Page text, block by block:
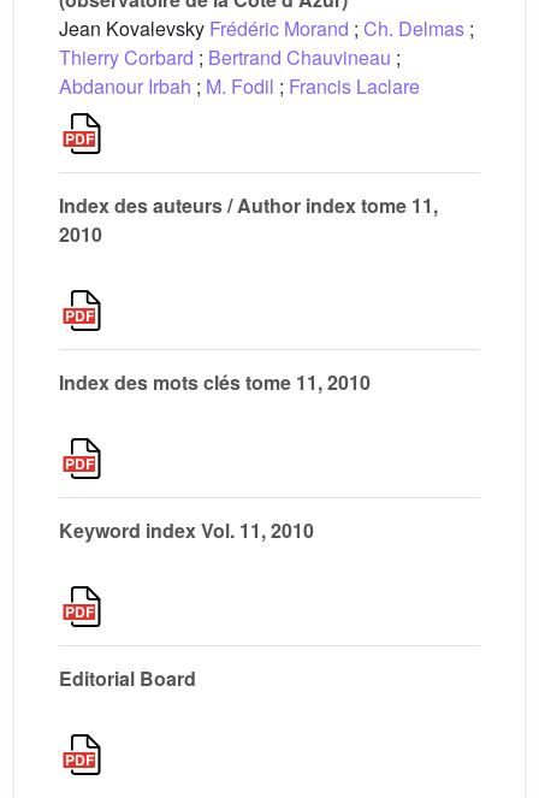
Jean Kovalevsky Frédéric Morand ; Ch. Delmas ;
Thierry Corbard ; Bertrand Chauvineau ;
Abdanour Irbah ; M. Fodil ; Francis Laclare
Index des auteurs / Author index tome 11,
2010
Index des mots clés tome 11, 2010
Keyword index Vol. 11, 2010
Editorial Board